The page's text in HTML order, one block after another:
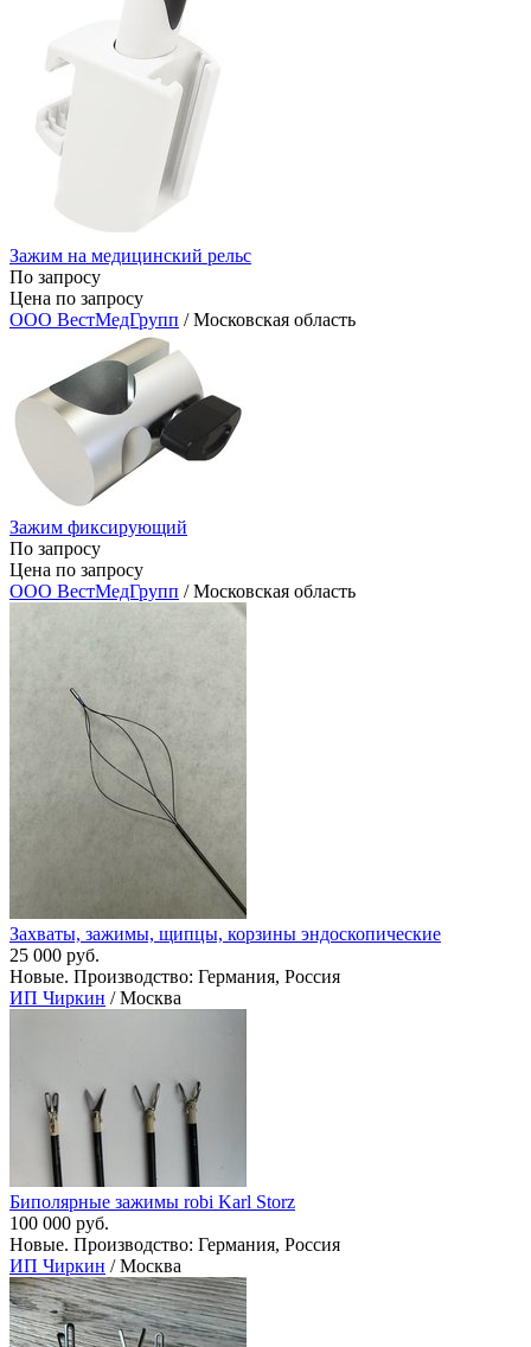
Зажим на медицинский рельс
По запросу
Цена по запросу
ООО ВестМедГрупп / Московская область
Зажим фиксирующий
По запросу
Цена по запросу
ООО ВестМедГрупп / Московская область
Захваты, зажимы, щипцы, корзины эндоскопические
25 000 руб.
Новые. Производство: Германия, Россия
ИП Чиркин / Москва
Биполярные зажимы robi Karl Storz
100 000 руб.
Новые. Производство: Германия, Россия
ИП Чиркин / Москва